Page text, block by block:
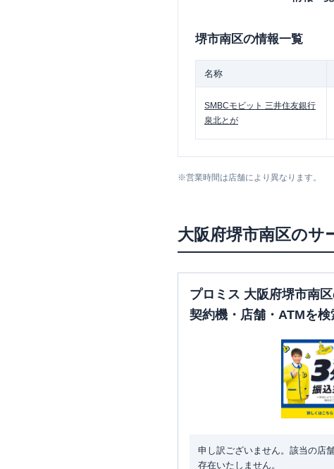
堺市南区の情報一覧
名称
SMBCモビット 三井住友銀行
泉北とが
※営業時間は店舗により異なります。
大阪府堺市南区のサ
プロミス 大阪府堺市南
契約機・店舗・ATMを検
申し訳ございません。該当の店
存在いたしません。